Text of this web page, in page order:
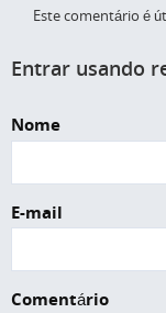
Este comentário é
Entrar usando
Nome
E-mail
Comentário